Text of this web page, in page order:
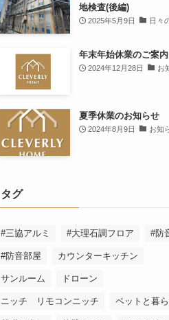
地検査(後編)
2025年5月9日 日々
年末年始休業のご案内
2024年12月28日 お
夏季休業のお知らせ
2024年8月9日 お知
タグ
#三協アルミ #大理石調フロア #防
#防音部屋 カウンターキッチン
サンルーム ドローン
ニッチ リモコンニッチ ペットと暮